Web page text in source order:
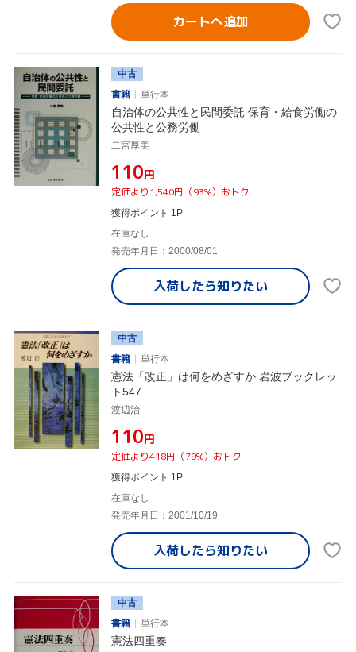
カートへ追加
中古
書籍
単行本
自治体の公共性と民間委託 保育・給食労働の
公共性と公務労働
二宮厚美
¥110円
定価より1,540円（93%）おトク
獲得ポイント 1P
在庫なし
発売年月日：2000/08/01
入荷したら知りたい
中古
書籍
単行本
憲法「改正」は何をめざすか 岩波ブックレッ
ト547
渡辺治
¥110円
定価より418円（79%）おトク
獲得ポイント 1P
在庫なし
発売年月日：2001/10/19
入荷したら知りたい
中古
書籍
単行本
憲法四重奏